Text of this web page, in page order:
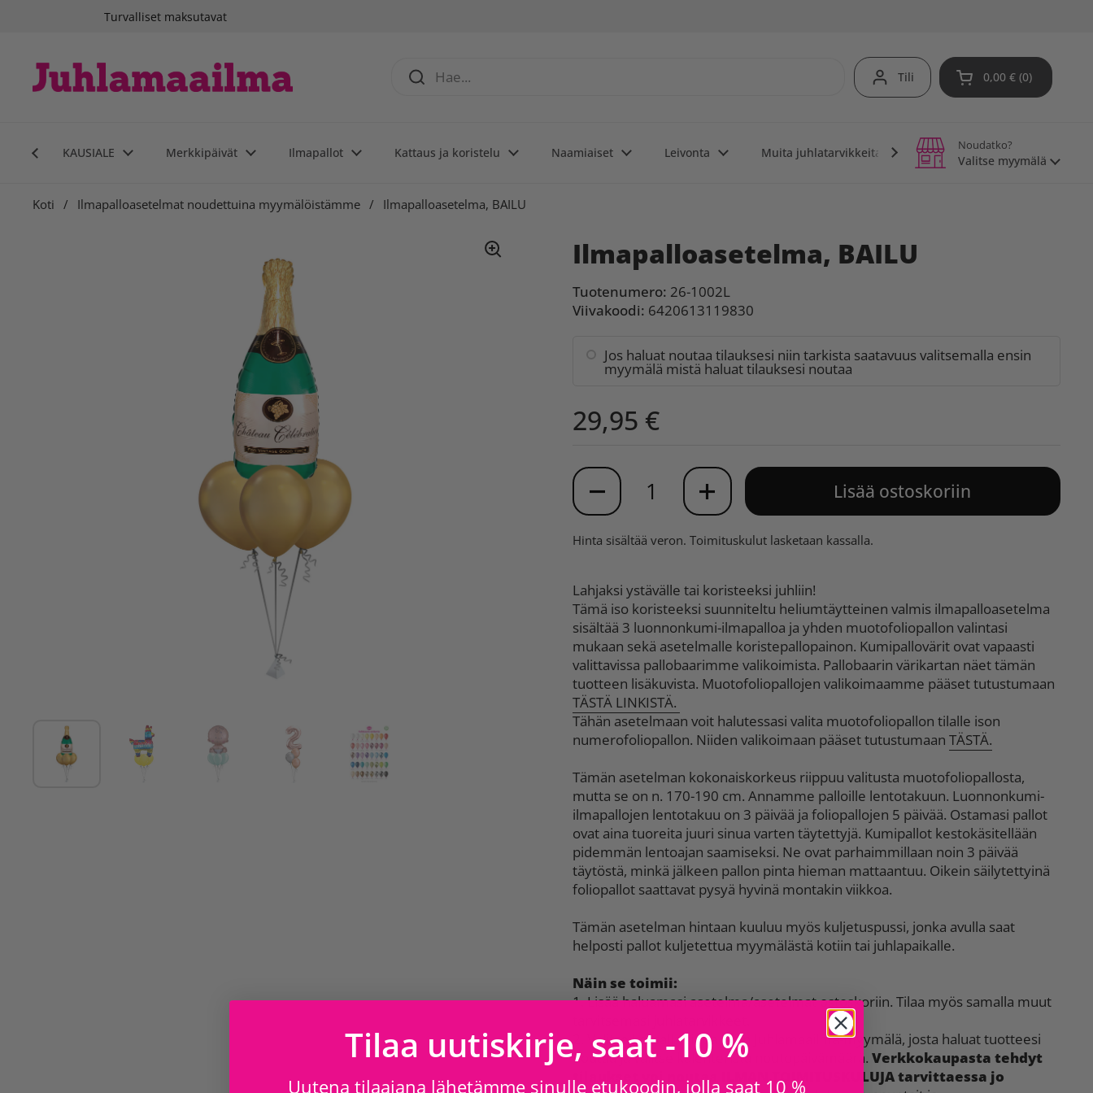
Turvalliset maksutavat
Tili Avaa ostoskori
0,00 € 0
KAUSIALE Merkkipäivät Ilmapallot Kattaus ja koristelu Naamiaiset Leivonta Muita juhlatarvikkeita Teemajuhlat
Noudatko?
Valitse myymälä
Koti / Ilmapalloasetelmat noudettuina myymälöistämme / Ilmapalloasetelma, BAILU
Ilmapalloasetelma, BAILU
Tuotenumero: 26-1002L
Viivakoodi: 6420613119830
Jos haluat noutaa tilauksesi niin tarkista saatavuus valitsemalla ensin
myymälä mistä haluat tilauksesi noutaa
29,95 €
Määrä
Lisää ostoskoriin
Hinta sisältää veron. Toimituskulut lasketaan kassalla.
Lahjaksi ystävälle tai koristeeksi juhliin!
Tämä iso koristeeksi suunniteltu heliumtäytteinen valmis ilmapalloasetelma
sisältää 3 luonnonkumi-ilmapalloa ja yhden muotofoliopallon valintasi
mukaan sekä asetelmalle koristepallopainon. Kumipallovärit ovat vapaasti
valittavissa pallobaarimme valikoimista. Pallobaarin värikartan näet tämän
tuotteen lisäkuvista. Muotofoliopallojen valikoimaamme pääset tutustumaan
TÄSTÄ LINKISTÄ.
Tähän asetelmaan voit halutessasi valita muotofoliopallon tilalle ison
numerofoliopallon. Niiden valikoimaan pääset tutustumaan TÄSTÄ.
Tämän asetelman kokonaiskorkeus riippuu valitusta muotofoliopallosta,
mutta se on n. 170-190 cm. Annamme palloille lentotakuun. Luonnonkumi-
ilmapallojen lentotakuu on 3 päivää ja foliopallojen 5 päivää. Ostamasi pallot
ovat aina tuoreita juuri sinua varten täytettyjä. Kumipallot kestokäsitellään
pidemmän lentoajan saamiseksi. Ne ovat parhaimmillaan noin 3 päivää
täytöstä, minkä jälkeen pallon pinta hieman mattaantuu. Oikein säilytettyinä
foliopallot saattavat pysyä hyvinä montakin viikkoa.
Tämän asetelman hintaan kuuluu myös kuljetuspussi, jonka avulla saat
helposti pallot kuljetettua myymälästä kotiin tai juhlapaikalle.
Näin se toimii:
1. Lisää haluamasi asetelma/asetelmat ostoskoriin. Tilaa myös samalla muut
2. Valitse kassalla sinua lähin Juhlamaailma-myymälä, josta haluat tuotteesi
noutaa ja valitse kalenterista noutopäivämäärä. Verkkokaupasta tehdyt
tilaukset voi noutaa ILMAN TOIMITUSKULUJA tarvittaessa jo
Tilaa uutiskirje, saat -10 %
Uutena tilaajana lähetämme sinulle etukoodin, jolla saat 10 %